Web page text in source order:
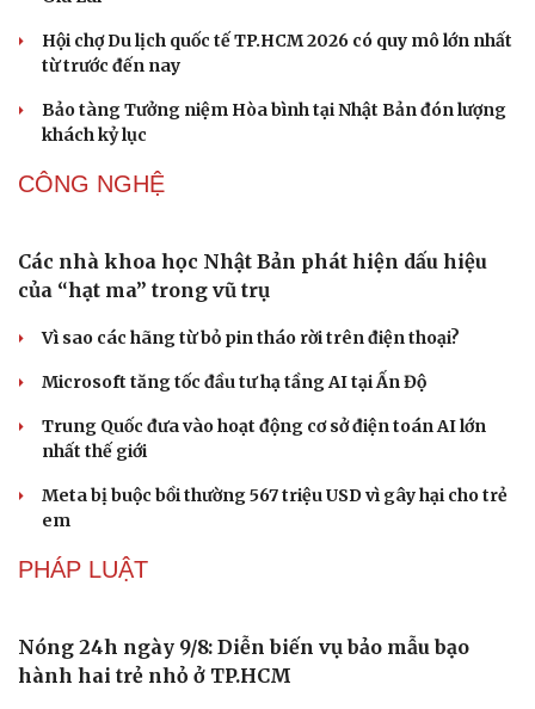
Văn học
Âm nhạc
Di sản
Sao Việt
Hội chợ Du lịch quốc tế TP.HCM 2026 có quy mô lớn nhất
từ trước đến nay
Bảo tàng Tưởng niệm Hòa bình tại Nhật Bản đón lượng
khách kỷ lục
CÔNG NGHỆ
Các nhà khoa học Nhật Bản phát hiện dấu hiệu
của “hạt ma” trong vũ trụ
Vì sao các hãng từ bỏ pin tháo rời trên điện thoại?
Microsoft tăng tốc đầu tư hạ tầng AI tại Ấn Độ
Trung Quốc đưa vào hoạt động cơ sở điện toán AI lớn
nhất thế giới
Meta bị buộc bồi thường 567 triệu USD vì gây hại cho trẻ
em
PHÁP LUẬT
Nóng 24h ngày 9/8: Diễn biến vụ bảo mẫu bạo
hành hai trẻ nhỏ ở TP.HCM